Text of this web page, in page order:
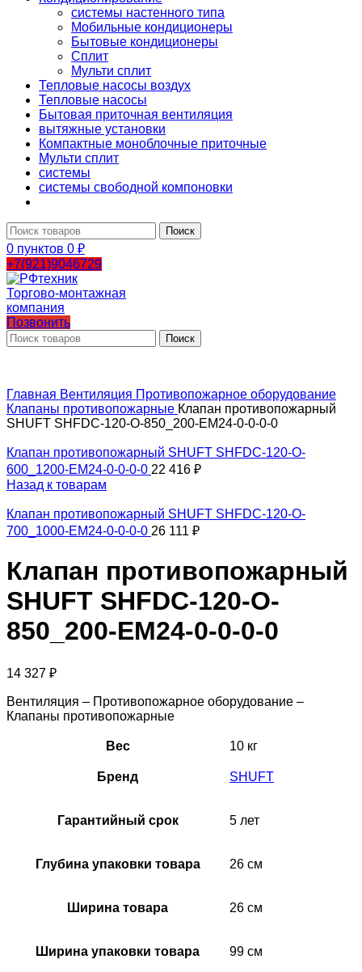
системы настенного типа
Мобильные кондиционеры
Бытовые кондиционеры
Сплит
Мульти сплит
Тепловые насосы воздух
Тепловые насосы
Бытовая приточная вентиляция
вытяжные установки
Компактные моноблочные приточные
Мульти сплит
системы
системы свободной компоновки
Поиск
0 пунктов 0 ₽
+7(921)9046729
Позвонить
Поиск
Главная Вентиляция Противопожарное оборудование
Клапаны противопожарные Клапан противопожарный
SHUFT SHFDC-120-O-850_200-EM24-0-0-0-0
Клапан противопожарный SHUFT SHFDC-120-O-
600_1200-EM24-0-0-0-0 22 416 ₽
Назад к товарам
Клапан противопожарный SHUFT SHFDC-120-O-
700_1000-EM24-0-0-0-0 26 111 ₽
Клапан противопожарный
SHUFT SHFDC-120-O-
850_200-EM24-0-0-0-0
14 327 ₽
Вентиляция – Противопожарное оборудование –
Клапаны противопожарные
Вес 10 кг
Бренд SHUFT
Гарантийный срок 5 лет
Глубина упаковки товара 26 см
Ширина товара 26 см
Ширина упаковки товара 99 см